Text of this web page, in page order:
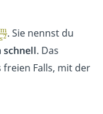
. Sie nennst du
schnell. Das
freien Falls, mit der